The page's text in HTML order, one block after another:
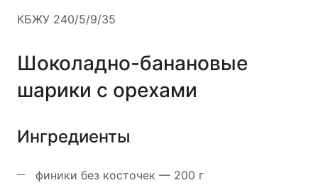
КБЖУ 240/5/9/35
Шоколадно-банановые
шарики с орехами
Ингредиенты
финики без косточек — 200 г